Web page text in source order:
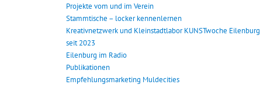
Projekte vom und im Verein
Stammtische – locker kennenlernen
Kreativnetzwerk und Kleinstadtlabor KUNSTwoche Eilenburg
seit 2023
Eilenburg im Radio
Publikationen
Empfehlungsmarketing Muldecities